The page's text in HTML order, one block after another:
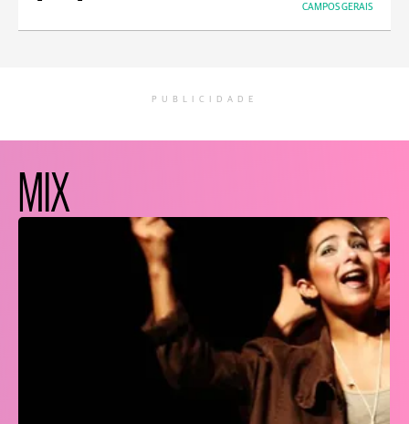
CAMPOS GERAIS
PUBLICIDADE
MIX